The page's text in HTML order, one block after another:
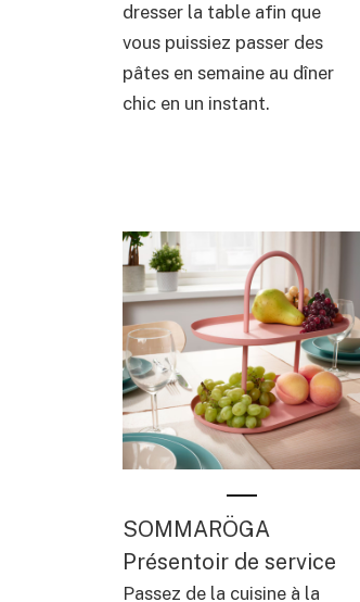
dresser la table afin que
vous puissiez passer des
pâtes en semaine au dîner
chic en un instant.
SOMMARÖGA
Présentoir de service
Passez de la cuisine à la